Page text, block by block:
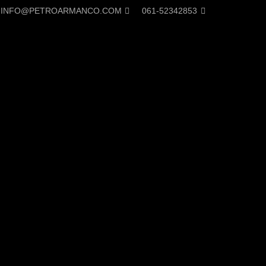
061-52342853
INFO@PETROARMANCO.COM